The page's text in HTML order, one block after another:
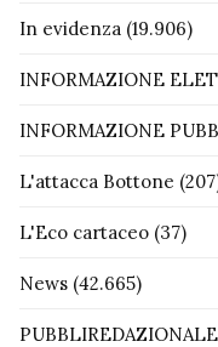
In evidenza (19.906)
INFORMAZIONE
INFORMAZIONE
L'attacca Bottone
L'Eco cartaceo (37)
News (42.665)
PUBBLIREDAZIONALE